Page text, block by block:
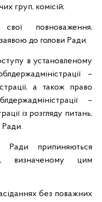
груп, комісій;
повноваження,
до голови Ради.
в установленому
–
а також право
–
із розгляду питань,
Ради.
Ради припиняються
визначеному цим
без поважних